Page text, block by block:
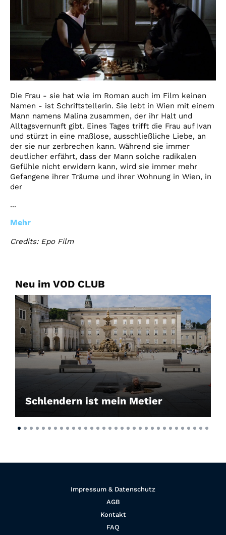
Die Frau - sie hat wie im Roman auch im Film keinen
Namen - ist Schriftstellerin. Sie lebt in Wien mit einem
Mann namens Malina zusammen, der ihr Halt und
Alltagsvernunft gibt. Eines Tages trifft die Frau auf Ivan
und stürzt in eine maßlose, ausschließliche Liebe, an
der sie nur zerbrechen kann. Während sie immer
deutlicher erfährt, dass der Mann solche radikalen
Gefühle nicht erwidern kann, wird sie immer mehr
Gefangene ihrer Träume und ihrer Wohnung in Wien, in
der
...
Mehr
Credits: Epo Film
Neu im VOD CLUB
Schlendern ist mein Metier
Impressum & Datenschutz
AGB
Kontakt
FAQ